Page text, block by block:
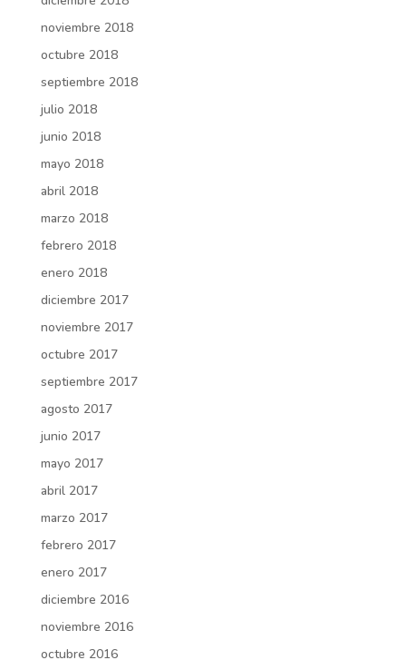
noviembre 2018
octubre 2018
septiembre 2018
julio 2018
junio 2018
mayo 2018
abril 2018
marzo 2018
febrero 2018
enero 2018
diciembre 2017
noviembre 2017
octubre 2017
septiembre 2017
agosto 2017
junio 2017
mayo 2017
abril 2017
marzo 2017
febrero 2017
enero 2017
diciembre 2016
noviembre 2016
octubre 2016